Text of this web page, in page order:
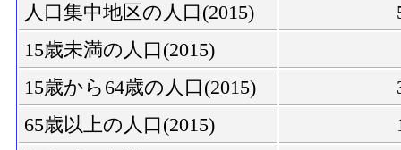
人口集中地区の人口(2015)
15歳未満の人口(2015)
15歳から64歳の人口(2015)
65歳以上の人口(2015)